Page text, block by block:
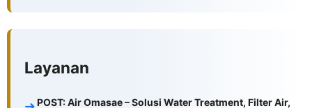
Layanan
POST: Air Omasae – Solusi Water Treatment, Filter Air,